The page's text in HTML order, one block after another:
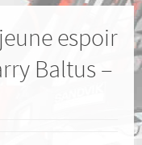
espoir
Baltus –